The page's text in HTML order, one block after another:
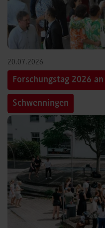
20.07.2026
Forschungstag 2026
Schwenningen